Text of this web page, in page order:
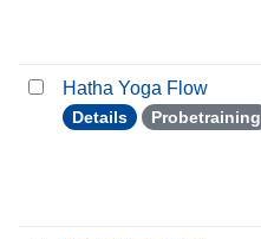
Hatha Yoga Flow
Details Probetraining